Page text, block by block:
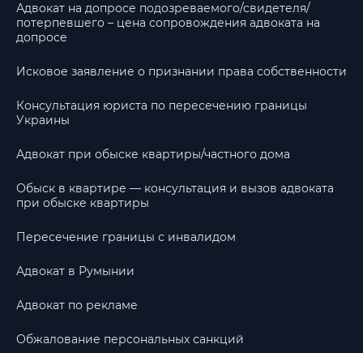
Адвокат на допросе подозреваемого/свидетеля/
потерпевшего – цена сопровождения адвоката на
допросе
Исковое заявление о признании права собственности
Консультация юриста по пересечению границы
Украины
Адвокат при обыске квартиры/частного дома
Обыск в квартире — консультация и вызов адвоката
при обыске квартиры
Пересечение границы с инвалидом
Адвокат в Румынии
Адвокат по рекламе
Обжалование персональных санкций